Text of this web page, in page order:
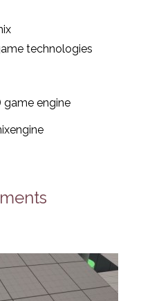
technologies
game engine